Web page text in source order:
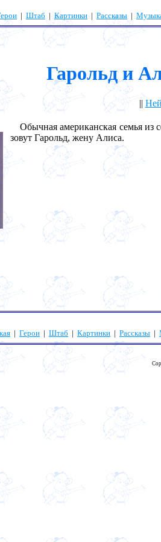
| Штаб |Картинки | Рассказы |
Гарольд и
||
Обычная американская семья из
зовут Гарольд, жену Алиса.
| Герои | Штаб | Картинки | Рассказы |